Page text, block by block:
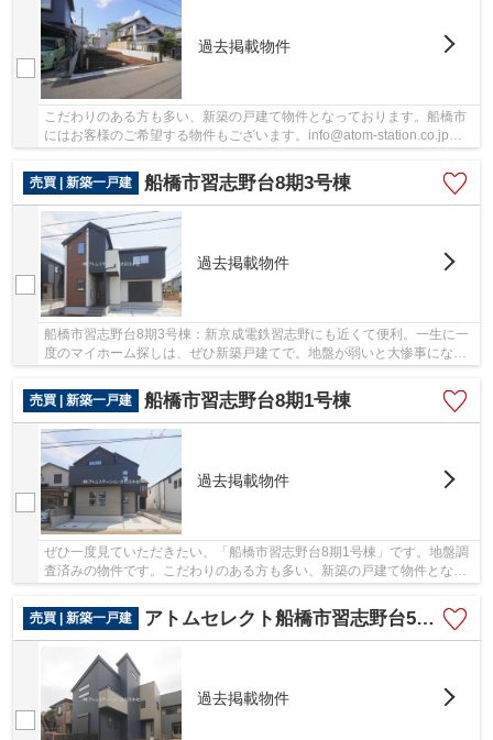
過去掲載物件
こだわりのある方も多い、新築の戸建て物件となっております。船橋市
にはお客様のご希望する物件もございます。info@atom-station.co.jpか
売買 | 新築一戸建
船橋市習志野台8期3号棟
過去掲載物件
船橋市習志野台8期3号棟：新京成電鉄習志野にも近くて便利。一生に一
度のマイホーム探しは、ぜひ新築戸建てで。地盤が弱いと大惨事になり
売買 | 新築一戸建
船橋市習志野台8期1号棟
過去掲載物件
ぜひ一度見ていただきたい、「船橋市習志野台8期1号棟」です。地盤調
査済みの物件です。こだわりのある方も多い、新築の戸建て物件となっ
売買 | 新築一戸建
アトムセレクト船橋市習志野台5丁目1号棟
過去掲載物件